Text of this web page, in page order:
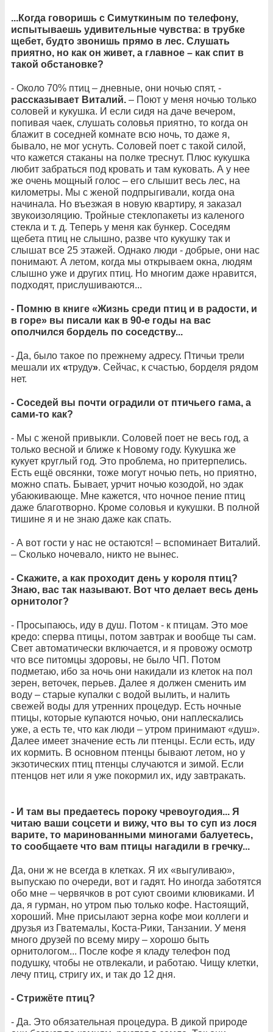
...Когда говоришь с Симуткиным по телефону,
испытываешь удивительные чувства: в трубке
щебет, будто звонишь прямо в лес. Слушать
приятно, но как он живет, а главное – как спит в
такой обстановке?
- Около 70% птиц – дневные, они ночью спят, -
рассказывает Виталий. – Поют у меня ночью только
соловей и кукушка. И если сидя на даче вечером,
попивая чаек, слушать соловья приятно, то когда он
блажит в соседней комнате всю ночь, то даже я,
бывало, не мог уснуть. Соловей поет с такой силой,
что кажется стаканы на полке треснут. Плюс кукушка
любит забраться под кровать и там куковать. А у нее
же очень мощный голос – его слышит весь лес, на
километры. Мы с женой подпрыгивали, когда она
начинала. Но въезжая в новую квартиру, я заказал
звукоизоляцию. Тройные стеклопакеты из каленого
стекла и т. д. Теперь у меня как бункер. Соседям
щебета птиц не слышно, разве что кукушку так и
слышат все 25 этажей. Однако люди - добрые, они нас
понимают. А летом, когда мы открываем окна, людям
слышно уже и других птиц. Но многим даже нравится,
подходят, прислушиваются...
- Помню в книге «Жизнь среди птиц и в радости, и
в горе» вы писали как в 90-е годы на вас
ополчился бордель по соседству...
- Да, было такое по прежнему адресу. Птичьи трели
мешали их «труду». Сейчас, к счастью, борделя рядом
нет.
- Соседей вы почти оградили от птичьего гама, а
сами-то как?
- Мы с женой привыкли. Соловей поет не весь год, а
только весной и ближе к Новому году. Кукушка же
кукует круглый год. Это проблема, но притерпелись.
Есть ещё овсянки, тоже могут ночью петь, но приятно,
можно спать. Бывает, урчит ночью козодой, но эдак
убаюкивающе. Мне кажется, что ночное пение птиц
даже благотворно. Кроме соловья и кукушки. В полной
тишине я и не знаю даже как спать.
- А вот гости у нас не остаются! – вспоминает Виталий.
– Сколько ночевало, никто не вынес.
- Скажите, а как проходит день у короля птиц?
Знаю, вас так называют. Вот что делает весь день
орнитолог?
- Просыпаюсь, иду в душ. Потом - к птицам. Это мое
кредо: cперва птицы, потом завтрак и вообще ты сам.
Свет автоматически включается, и я провожу осмотр
что все питомцы здоровы, не было ЧП. Потом
подметаю, ибо за ночь они накидали из клеток на пол
зерен, веточек, перьев. Далее я должен сменить им
воду – старые купалки с водой вылить, и налить
свежей воды для утренних процедур. Есть ночные
птицы, которые купаются ночью, они наплескались
уже, а есть те, что как люди – утром принимают «душ».
Далее имеет значение есть ли птенцы. Если есть, иду
их кормить. В основном птенцы бывают летом, но у
экзотических птиц птенцы случаются и зимой. Если
птенцов нет или я уже покормил их, иду завтракать.
- И там вы предаетесь пороку чревоугодия... Я
читаю ваши соцсети и вижу, что вы то суп из лося
варите, то маринованными миногами балуетесь,
то сообщаете что вам птицы нагадили в гречку...
Да, они ж не всегда в клетках. Я их «выгуливаю»,
выпускаю по очереди, вот и гадят. Но иногда заботятся
обо мне – червячков в рот суют своими клювиками. И
да, я гурман, но утром пью только кофе. Настоящий,
хороший. Мне присылают зерна кофе мои коллеги и
друзья из Гватемалы, Коста-Рики, Танзании. У меня
много друзей по всему миру – хорошо быть
орнитологом... После кофе я кладу телефон под
подушку, чтобы не отвлекали, и работаю. Чищу клетки,
лечу птиц, стригу их, и так до 12 дня.
- Стрижёте птиц?
- Да. Это обязательная процедура. В дикой природе